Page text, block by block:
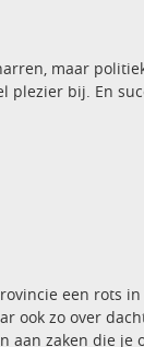
maar
plezier bij. En
een rots
ook zo over
aan zaken die je